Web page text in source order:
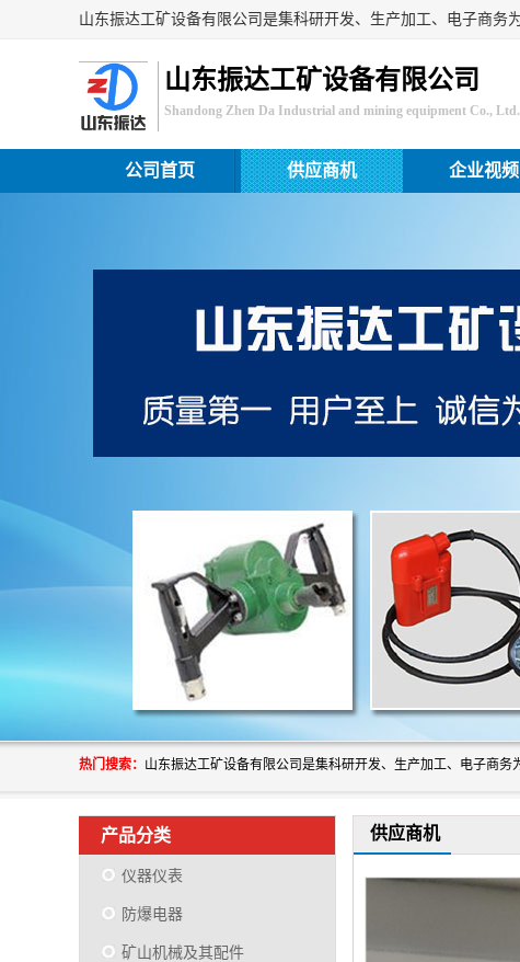
山东振达工矿设备有限公司
Shandong Zhen Da Industrial and mining equipment Co., Ltd.
公司首页 供应商机 企业视频
热门搜索：
产品分类
仪器仪表
防爆电器
矿山机械及其配件
供应商机